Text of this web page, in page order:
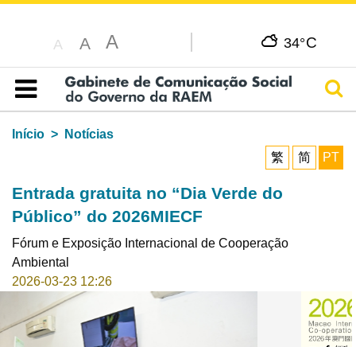
A A A 34°C
Índice
Início
Notícias
繁
简 PT
Entrada gratuita no “Dia Verde do
Público” do 2026MIECF
Fórum e Exposição Internacional de Cooperação
Ambiental
2026-03-23 12:26